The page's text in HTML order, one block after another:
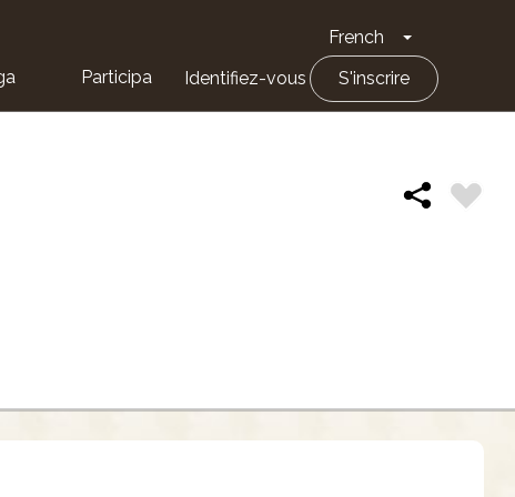
French Toggle
Participa Identifiez-vous S'inscrire